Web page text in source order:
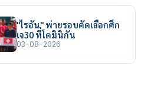
"ไรอัน" พ่ายรอบคัดเลือกศึก
เจ30 ที่โดมินิกัน
03-08-2026